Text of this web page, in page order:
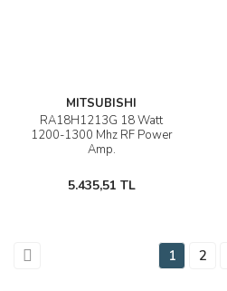
MITSUBISHI
RA18H1213G 18 Watt
1200-1300 Mhz RF Power
Amp.
5.435,51 TL
1 2